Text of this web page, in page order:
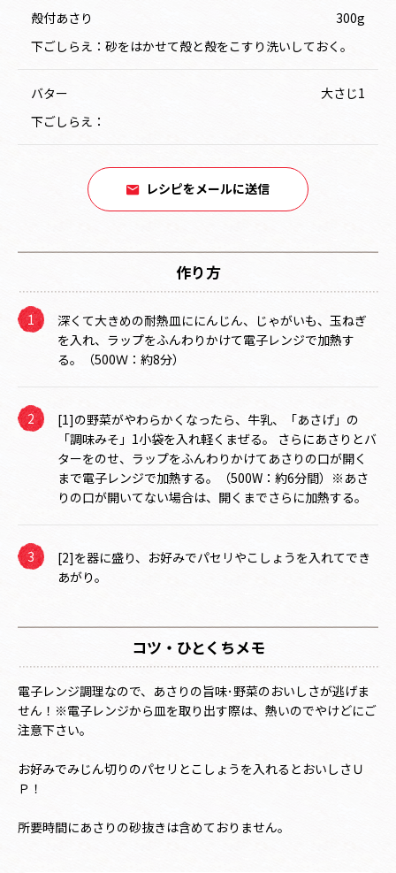
殻付あさり
300g
下ごしらえ：砂をはかせて殻と殻をこすり洗いしておく。
バター
大さじ1
下ごしらえ：
レシピをメールに送信
作り方
深くて大きめの耐熱皿ににんじん、じゃがいも、玉ねぎ
を入れ、ラップをふんわりかけて電子レンジで加熱す
る。（500Ｗ：約8分）
[1]の野菜がやわらかくなったら、牛乳、「あさげ」の
「調味みそ」1小袋を入れ軽くまぜる。 さらにあさりとバ
ターをのせ、ラップをふんわりかけてあさりの口が開く
まで電子レンジで加熱する。（500W：約6分間）※あさ
りの口が開いてない場合は、開くまでさらに加熱する。
[2]を器に盛り、お好みでパセリやこしょうを入れてでき
あがり。
コツ・ひとくちメモ
電子レンジ調理なので、あさりの旨味･野菜のおいしさが逃げま
せん！※電子レンジから皿を取り出す際は、熱いのでやけどにご
注意下さい。
お好みでみじん切りのパセリとこしょうを入れるとおいしさＵ
Ｐ！
所要時間にあさりの砂抜きは含めておりません。